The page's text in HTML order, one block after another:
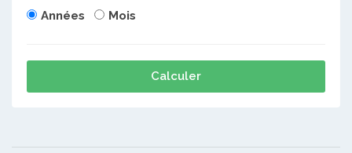
Années Mois
Calculer